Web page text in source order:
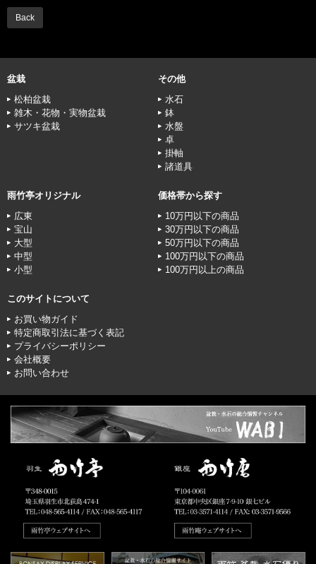
Back
盆栽
松柏盆栽
雑木・花物・実物盆栽
サツキ盆栽
その他
水石
鉢
水盤
卓
掛軸
諸道具
雨竹亭オリジナル
広東
宝山
大型
中型
小型
価格帯から探す
10万円以下の商品
30万円以下の商品
50万円以下の商品
100万円以下の商品
100万円以上の商品
このサイトについて
お買い物ガイド
特定商取引法に基づく表記
プライバシーポリシー
会社概要
お問い合わせ